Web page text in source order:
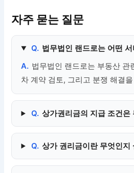
자주 묻는 질문
Q. 법무법인 랜드로는 어떤
A. 법무법인 랜드로는 부동산 관
차 계약 검토, 그리고 분쟁 해결
Q. 상가권리금의 지급 조건은
Q. 상가 권리금이란 무엇인지